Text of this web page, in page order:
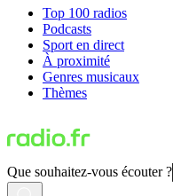
Top 100 radios
Podcasts
Sport en direct
À proximité
Genres musicaux
Thèmes
Que souhaitez-vous écouter ?